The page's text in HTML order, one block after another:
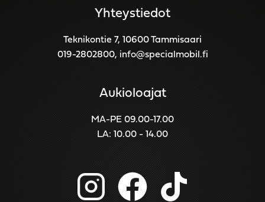
Yhteystiedot
Teknikontie 7, 10600 Tammisaari
019-2802800, info@specialmobil.fi
Aukioloajat
MA-PE 09.00-17.00
LA: 10.00 - 14.00